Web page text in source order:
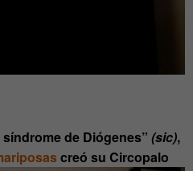
de Diógenes” (sic),
creó su Circopalo